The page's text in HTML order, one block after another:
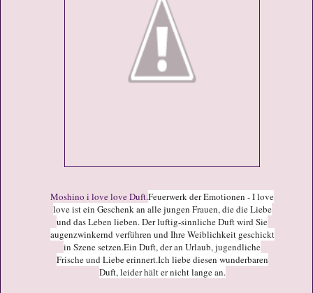
Moshino i love love Duft.Feuerwerk der Emotionen - I love
love ist ein Geschenk an alle jungen Frauen, die die Liebe
und das Leben lieben. Der luftig-sinnliche Duft wird Sie
augenzwinkernd verführen und Ihre Weiblichkeit geschickt
in Szene setzen.Ein Duft, der an Urlaub, jugendliche
Frische und Liebe erinnert.Ich liebe diesen wunderbaren
Duft, leider hält er nicht lange an.